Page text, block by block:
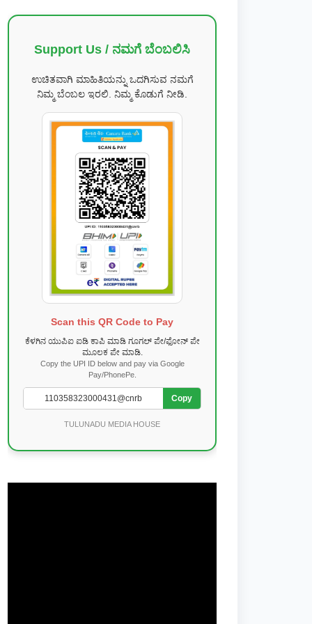
Support Us / ನಮಗೆ ಬೆಂಬಲಿಸಿ
ಉಚಿತವಾಗಿ ಮಾಹಿತಿಯನ್ನು ಒದಗಿಸುವ ನಮಗೆ
ನಿಮ್ಮ ಬೆಂಬಲ ಇರಲಿ. ನಿಮ್ಮ ಕೊಡುಗೆ ನೀಡಿ.
Scan this QR Code to Pay
ಕೆಳಗಿನ ಯುಪಿಐ ಐಡಿ ಕಾಪಿ ಮಾಡಿ ಗೂಗಲ್ ಪೇ/ಫೋನ್ ಪೇ
ಮೂಲಕ ಪೇ ಮಾಡಿ.
Copy the UPI ID below and pay via Google
Pay/PhonePe.
Copy
TULUNADU MEDIA HOUSE